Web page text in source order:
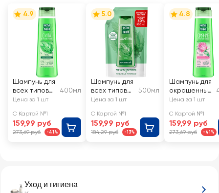
Уход и гигиена
4.9
Шампунь для
всех типов
волос
ЛИНИЯ
Крапива, на
отваре
400мл
Цена за 1 шт
С Картой №1
159,99 руб
273,69 руб -41%
5.0
Шампунь для
всех типов
волос
ЛИНИЯ
Укрепляющи
й на отваре
500мл
Цена за 1 шт
С Картой №1
159,99 руб
184,29 руб -13%
4.8
Шампунь для
окрашенных
волос
ЛИНИЯ
Шелковистый
блеск
Цена за 1 шт
С Картой №1
159,99 руб
273,69 руб -41%